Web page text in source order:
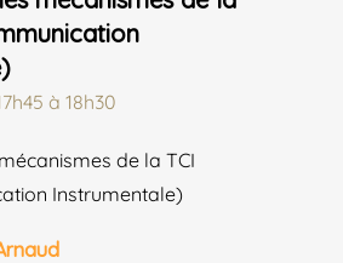
à 18h30
de la TCI
Instrumentale)